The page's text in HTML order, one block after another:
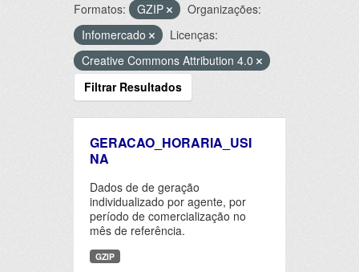
Formatos:
GZIP
Organizações:
Infomercado
Licenças:
Creative Commons Attribution 4.0
Filtrar Resultados
GERACAO_HORARIA_USI
NA
Dados de de geração
individualizado por agente, por
período de comercialização no
mês de referência.
GZIP